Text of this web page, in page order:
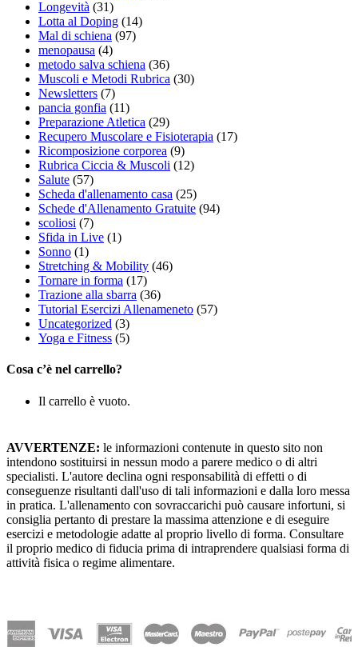
Longevità (31)
Lotta al Doping (14)
Mal di schiena (97)
menopausa (4)
metodo salva schiena (36)
Muscoli e Metodi Rubrica (30)
Newsletters (7)
pancia gonfia (11)
Preparazione Atletica (29)
Recupero Muscolare e Fisioterapia (17)
Ricomposizione corporea (9)
Rubrica Ciccia & Muscoli (12)
Salute (57)
Scheda d'allenamento casa (25)
Schede d'Allenamento Gratuite (94)
scoliosi (7)
Sfida in Live (1)
Sonno (1)
Stretching & Mobility (46)
Tornare in forma (17)
Trazione alla sbarra (36)
Tutorial Esercizi Allenameneto (57)
Uncategorized (3)
Yoga e Fitness (5)
Cosa c’è nel carrello?
Il carrello è vuoto.
AVVERTENZE: le informazioni contenute in questo sito non
intendono sostituirsi in nessun modo a parere medico o di altri
specialisti. L'autore declina ogni responsabilità di effetti o di
conseguenze risultanti dall'uso di tali informazioni e dalla loro messa
in pratica. L'allenamento con sovraccarichi può causare infortuni, si
consiglia pertanto di prestare la massima attenzione e di eseguire
esercizi e metodologie adatte al proprio livello di forma. Consultare
il proprio medico di fiducia prima di intraprendere qualsiasi forma di
attività fisica o regime alimentare.